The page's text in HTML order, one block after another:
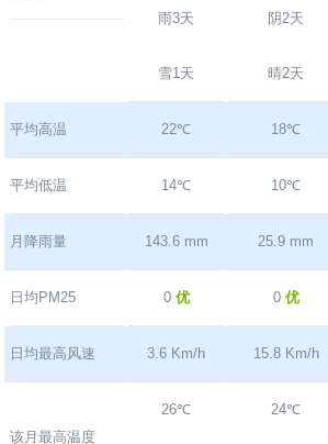
雨3天
雪1天
阴2天
晴2天
平均高温 22℃ 18℃
平均低温 14℃ 10℃
月降雨量 143.6 mm 25.9 mm
日均PM25 0 优 0 优
日均最高风速 3.6 Km/h 15.8 Km/h
该月最高温度
26℃ 24℃